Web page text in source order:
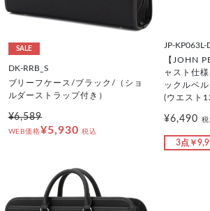
SALE
DK-RRB_S
ブリーフケース/ブラック/（ショ
ルダーストラップ付き）
¥6,589
WEB価格¥5,930 税込
JP-
【JOHN
ャスト仕
ックルベ
(ウエスト
¥6,490 税
3点￥